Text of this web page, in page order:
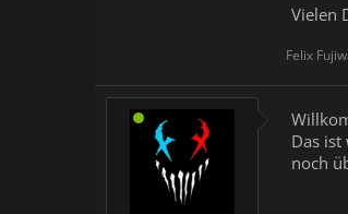
Vielen
Felix
Das
noch